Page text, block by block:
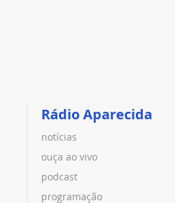
Rádio Aparecida
notícias
ouça ao vivo
podcast
programação